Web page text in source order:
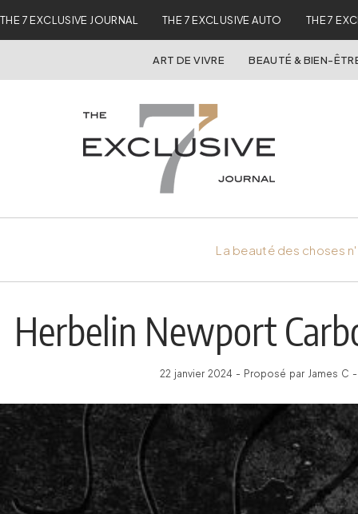
THE 7 EXCLUSIVE JOURNAL THE 7 EXCLUSIVE AUTO THE 7
ART DE VIVRE BEAUTÉ & BIEN-
La beauté des choses
Herbelin Newport
22 janvier 2024 - Proposé par James C